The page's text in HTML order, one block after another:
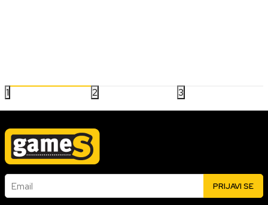
1 2 3
Email PRIJAVI SE